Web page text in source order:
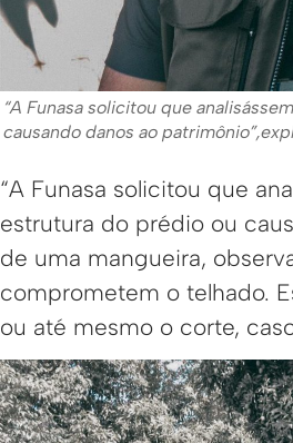
“A Funasa solicitou que
causando danos ao
“A Funasa solicitou que
estrutura do prédio ou
de uma mangueira,
comprometem o telhado.
ou até mesmo o corte,